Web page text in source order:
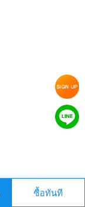
ซื้อทันที